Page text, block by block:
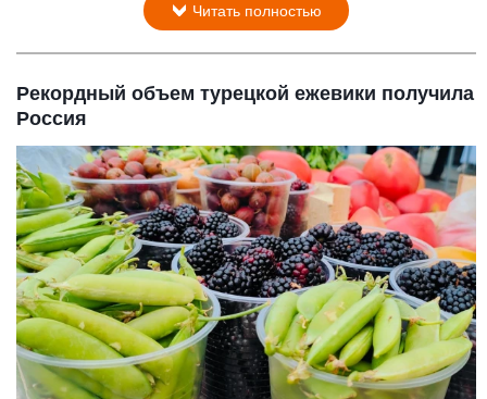
Читать полностью
Рекордный объем турецкой ежевики получила
Россия